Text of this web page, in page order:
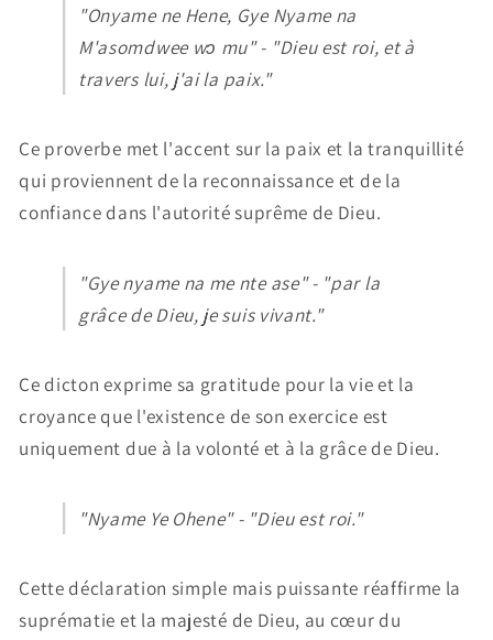
"Onyame ne Hene, Gye Nyame na
M'asomdwee wɔ mu" - "Dieu est roi, et à
travers lui, j'ai la paix."
Ce proverbe met l'accent sur la paix et la tranquillité
qui proviennent de la reconnaissance et de la
confiance dans l'autorité suprême de Dieu.
"Gye nyame na me nte ase" - "par la
grâce de Dieu, je suis vivant."
Ce dicton exprime sa gratitude pour la vie et la
croyance que l'existence de son exercice est
uniquement due à la volonté et à la grâce de Dieu.
"Nyame Ye Ohene" - "Dieu est roi."
Cette déclaration simple mais puissante réaffirme la
suprématie et la majesté de Dieu, au cœur du